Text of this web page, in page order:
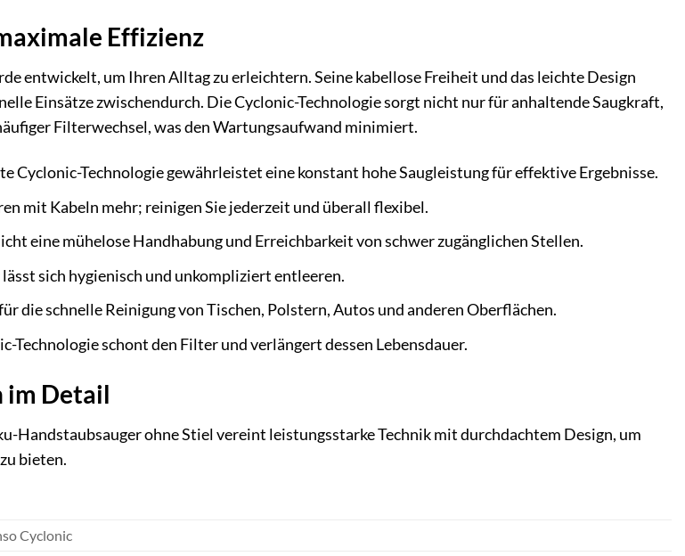
Effizienz
entwickelt, um Ihren Alltag zu erleichtern. Seine kabellose Freiheit und das leichte Design
Einsätze zwischendurch. Die Cyclonic-Technologie sorgt nicht nur für anhaltende Saugkraft,
Filterwechsel, was den Wartungsaufwand minimiert.
Cyclonic-Technologie gewährleistet eine konstant hohe Saugleistung für effektive Ergebnisse.
mit Kabeln mehr; reinigen Sie jederzeit und überall flexibel.
eine mühelose Handhabung und Erreichbarkeit von schwer zugänglichen Stellen.
sich hygienisch und unkompliziert entleeren.
die schnelle Reinigung von Tischen, Polstern, Autos und anderen Oberflächen.
Technologie schont den Filter und verlängert dessen Lebensdauer.
im Detail
Handstaubsauger ohne Stiel vereint leistungsstarke Technik mit durchdachtem Design, um
bieten.
Cyclonic